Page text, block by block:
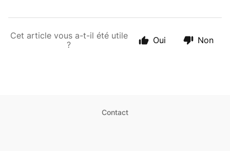
Cet article vous a-t-il été utile
?
Oui Non
Contact